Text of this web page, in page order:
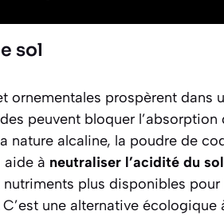
sol
ornementales prospèrent dans
peuvent bloquer
nature alcaline, la poudre de
aide à neutraliser l’acidité du sol
plus disponibles
une alternative écologique